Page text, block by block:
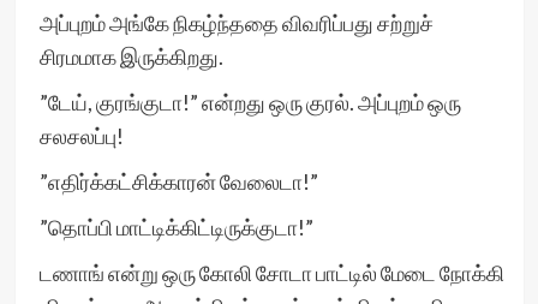
அப்புறம் அங்கே நிகழ்ந்ததை விவரிப்பது சற்றுச்
சிரமமாக இருக்கிறது.
”டேய், குரங்குடா!” என்றது ஒரு குரல். அப்புறம் ஒரு
சலசலப்பு!
”எதிர்க்கட்சிக்காரன் வேலைடா!”
”தொப்பி மாட்டிக்கிட்டிருக்குடா!”
டணாங் என்று ஒரு கோலி சோடா பாட்டில் மேடை நோக்கி